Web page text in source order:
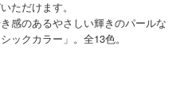
ただけます。
感のあるやさしい輝きのパールな
ックカラー」。全13色。